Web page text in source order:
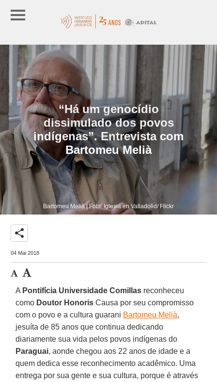
“Há um genocídio
dissimulado dos povos
indígenas”. Entrevista com
Bartomeu Melià
Bartomeu Melià | Foto: Iglesia en Valladolid/ Flickr
share
04 Mai 2018
A Pontifícia Universidade Comillas reconheceu
como Doutor Honoris Causa por seu compromisso
com o povo e a cultura guarani Bartomeu Melià,
jesuíta de 85 anos que continua dedicando
diariamente sua vida pelos povos indígenas do
Paraguai, aonde chegou aos 22 anos de idade e a
quem dedica esse reconhecimento acadêmico. Uma
entrega por sua gente e sua cultura, porque é através